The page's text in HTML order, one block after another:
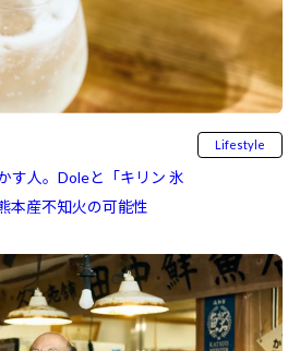
Lifestyle
す人。Doleと「キリン 氷
本産不知火の可能性